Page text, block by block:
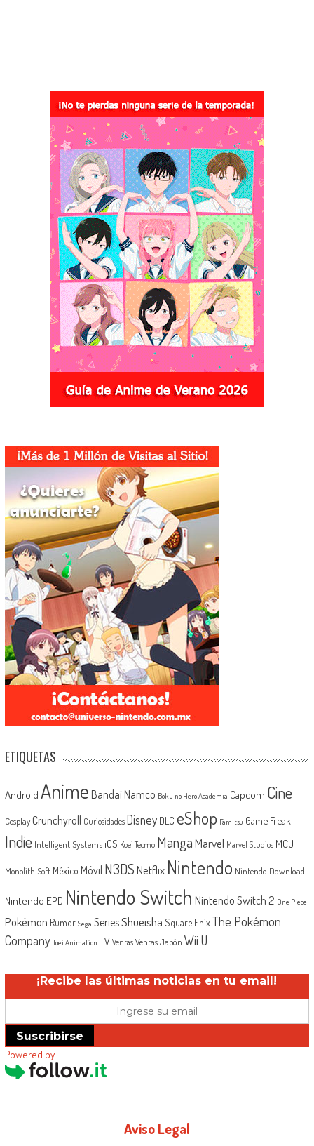
ETIQUETAS
Android Anime Bandai Namco Boku no Hero Academia Capcom Cine
Cosplay Crunchyroll Curiosidades Disney DLC eShop Famitsu Game Freak
Indie Intelligent Systems iOS Koei Tecmo MangaMarvel Marvel Studios MCU
Monolith Soft México Móvil N3DSNetflix Nintendo Nintendo Download
Nintendo EPD Nintendo Switch Nintendo Switch 2 One Piece
Pokémon Rumor Sega SeriesShueisha Square EnixThe Pokémon
Company Toei Animation TV Ventas Ventas Japón Wii U
¡Recibe las últimas noticias en tu email!
Suscribirse
Powered by
Aviso Legal